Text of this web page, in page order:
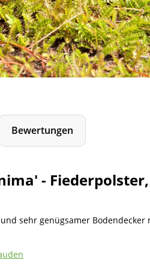
Bewertungen
-
sehr genügsamer